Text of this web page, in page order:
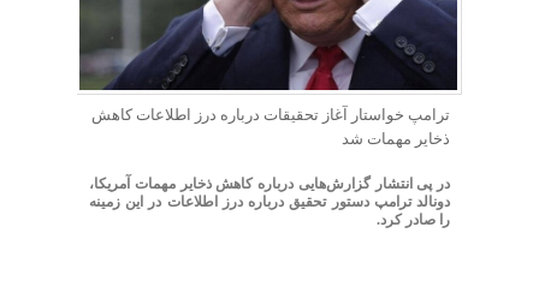
ترامپ خواستار آغاز تحقیقات درباره درز اطلاعات کاهش
ذخایر مهمات شد
در پی انتشار گزارش‌هایی درباره کاهش ذخایر مهمات آمریکا،
دونالد ترامپ دستور تحقیق درباره درز اطلاعات در این زمینه
را صادر کرد.